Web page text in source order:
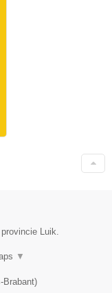
Luik.
▼
Brabant)